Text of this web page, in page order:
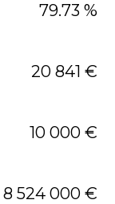
79.73 %
20 841 €
10 000 €
8 524 000 €